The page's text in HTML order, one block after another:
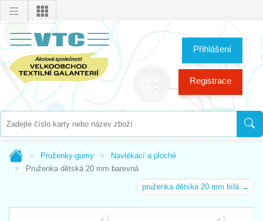
Přihlášení
Registrace
Pruženky-gumy
Navlékací a ploché
Pruženka dětská 20 mm barevná
pruženka dětská 20 mm bílá →